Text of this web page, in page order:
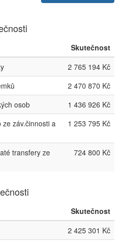
Skutečnost
2 765 194 Kč
2 470 870 Kč
osob
1 436 926 Kč
záv.činnosti a
1 253 795 Kč
transfery ze
724 800 Kč
Skutečnost
2 425 301 Kč